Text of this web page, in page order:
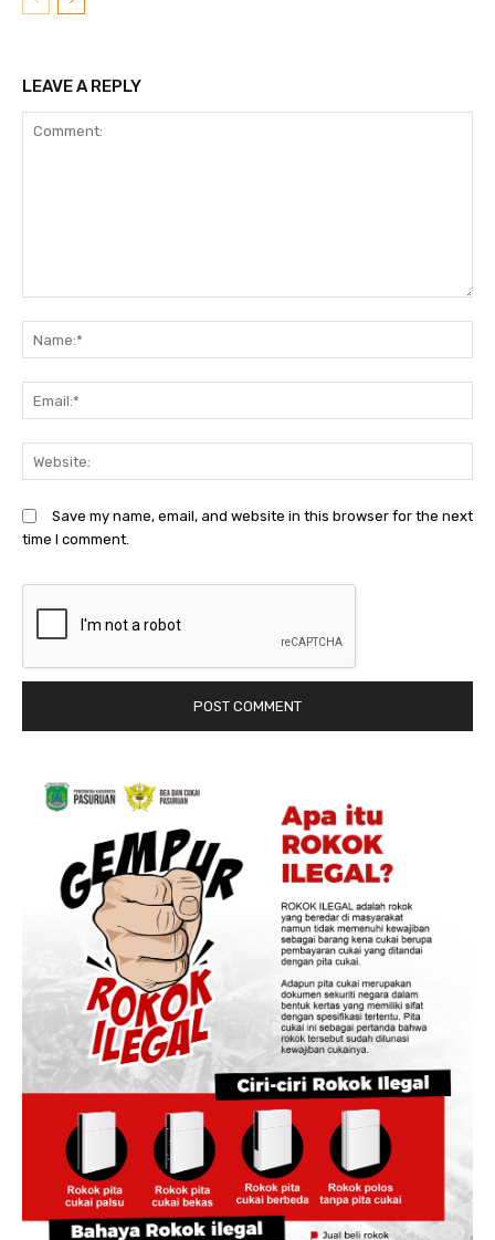
LEAVE A REPLY
Save my name, email, and website in this browser for the next
time I comment.